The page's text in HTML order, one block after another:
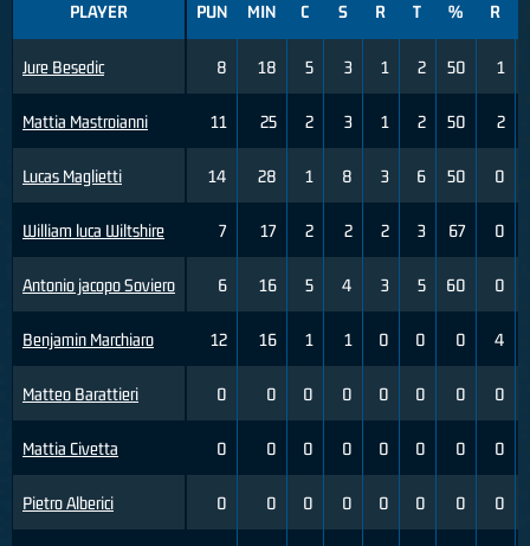
PLAYER
Jure Besedic
Mattia Mastroianni
Lucas Maglietti
William luca Wiltshire
Antonio jacopo Soviero
Benjamin Marchiaro
Matteo Barattieri
Mattia Civetta
Pietro Alberici
PUN MIN C S R T % R
8 18 5 3 1 2 50 1
11 25 2 3 1 2 50 2
14 28 1 8 3 6 50 0
7 17 2 2 2 3 67 0
6 16 5 4 3 5 60 0
12 16 1 1 0 0 0 4
0 0 0 0 0 0 0 0
0 0 0 0 0 0 0 0
0 0 0 0 0 0 0 0